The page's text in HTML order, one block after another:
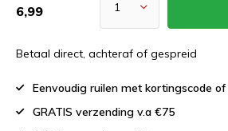
6,99
Betaal direct, achteraf of gespreid
Eenvoudig ruilen met kortingscode
GRATIS verzending v.a €75